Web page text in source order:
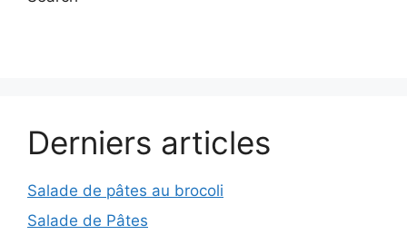
Derniers articles
Salade de pâtes au brocoli
Salade de Pâtes